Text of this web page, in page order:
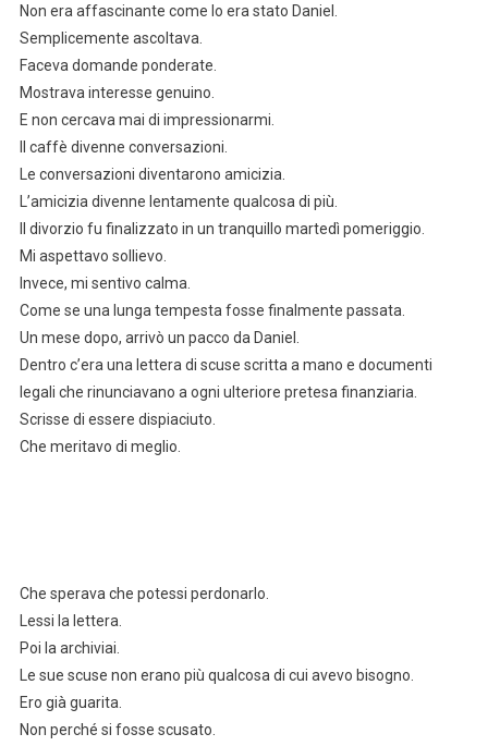
Non era affascinante come lo era stato Daniel.
Semplicemente ascoltava.
Faceva domande ponderate.
Mostrava interesse genuino.
E non cercava mai di impressionarmi.
Il caffè divenne conversazioni.
Le conversazioni diventarono amicizia.
L’amicizia divenne lentamente qualcosa di più.
Il divorzio fu finalizzato in un tranquillo martedì pomeriggio.
Mi aspettavo sollievo.
Invece, mi sentivo calma.
Come se una lunga tempesta fosse finalmente passata.
Un mese dopo, arrivò un pacco da Daniel.
Dentro c’era una lettera di scuse scritta a mano e documenti
legali che rinunciavano a ogni ulteriore pretesa finanziaria.
Scrisse di essere dispiaciuto.
Che meritavo di meglio.
Che sperava che potessi perdonarlo.
Lessi la lettera.
Poi la archiviai.
Le sue scuse non erano più qualcosa di cui avevo bisogno.
Ero già guarita.
Non perché si fosse scusato.